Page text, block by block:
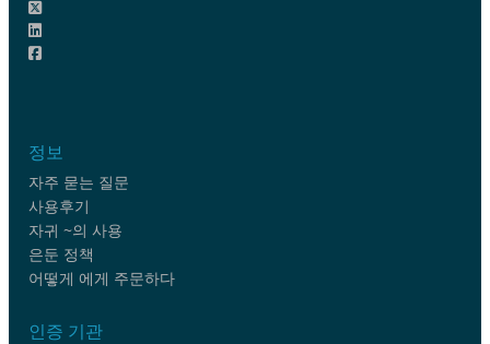
정보
자주 묻는 질문
사용후기
자귀 ~의 사용
은둔 정책
어떻게 에게 주문하다
인증 기관